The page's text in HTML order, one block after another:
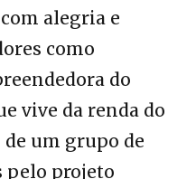
alegria e
como
do
vive da renda do
um grupo de
pelo projeto